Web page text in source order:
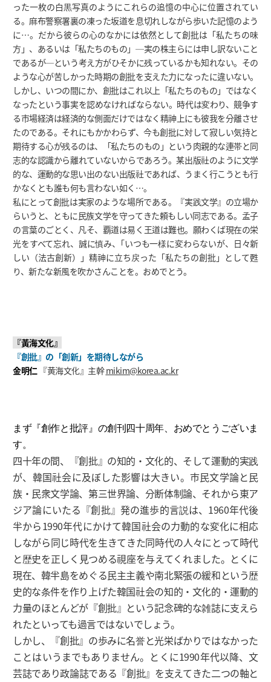
った一枚の白黒写真のようにこれらの追憶の中心に位置されてい
る。麻布警察署裏の凍った坂道を息切れしながら歩いた記憶のよう
に…。だから彼らの心のなかには依然として創批は「私たちの味
方」、あるいは「私たちのもの」─実の株主らには申し訳ないこと
であるが─という考え方がひそかに残っているかも知れない。その
ような心が苦しかった時期の創批を支えた力になったに違いない。
しかし、いつの間にか、創批はこれ以上「私たちのもの」ではなく
なったという事実を認めなければならない。時代は変わり、競争す
る市場経済は経済的な側面だけではなく精神上にも彼我を分離させ
たのである。それにもかかわらず、今も創批に対して寂しい気持と
期待する心が残るのは、「私たちのもの」という肉親的な連帯と同
志的な認識から離れていないからであろう。某出版社のように文学
的な、運動的な思い出のない出版社であれば、うまく行こうとも行
かなくとも誰も何も言わない如く…。
私にとって創批は実家のような場所である。『実践文学』の立場か
らいうと、ともに民族文学を守ってきた頼もしい同志である。孟子
の言葉のごとく、凡そ、覇道は易く王道は難也。願わくば現在の栄
光をすべて忘れ、誠に慎み、｢いつも一様に変わらないが、日々新
しい（法古創新）」精神に立ち戻った「私たちの創批」として甦
り、新たな新風を吹かさんことを。おめでとう。
『黃海文化』
『創批』の「創新」を期待しながら
金明仁『黄海文化』主幹mikim@korea.ac.kr
まず『創作と批評』の創刊四十周年、おめでとうございま
す。
四十年の間、『創批』の知的・文化的、そして運動的実践
が、韓国社会に及ぼした影響は大きい。市民文学論と民
族・民衆文学論、第三世界論、分断体制論、それから東ア
ジア論にいたる『創批』発の進歩的言説は、1960年代後
半から1990年代にかけて韓国社会の力動的な変化に相応
しながら同じ時代を生きてきた同時代の人々にとって時代
と歴史を正しく見つめる視座を与えてくれました。とくに
現在、韓半島をめぐる民主主義や南北緊張の緩和という歴
史的な条件を作り上げた韓国社会の知的・文化的・運動的
力量のほとんどが『創批』という記念碑的な雑誌に支えら
れたといっても過言ではないでしょう。
しかし、『創批』の歩みに名誉と光栄ばかりではなかった
ことはいうまでもありません。とくに1990年代以降、文
芸誌であり政論誌である『創批』を支えてきた二つの軸と